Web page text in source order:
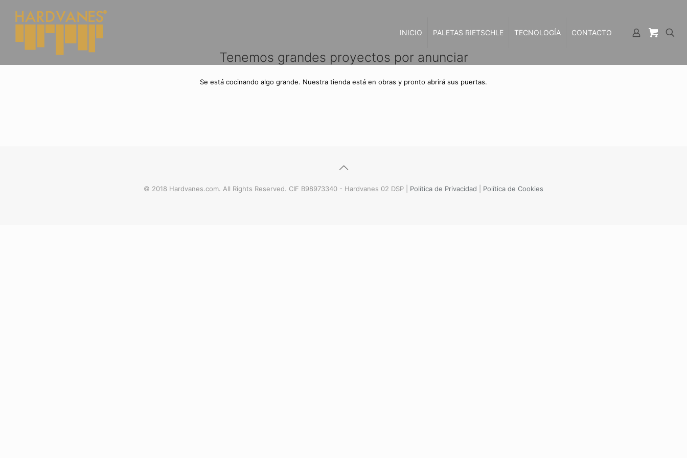
INICIO PALETAS RIETSCHLE TECNOLOGÍA CONTACTO
Tenemos grandes proyectos por anunciar
Se está cocinando algo grande. Nuestra tienda está en obras y pronto abrirá sus puertas.
© 2018 Hardvanes.com. All Rights Reserved. CIF B98973340 - Hardvanes 02 DSP | Política de Privacidad Política de Cookies